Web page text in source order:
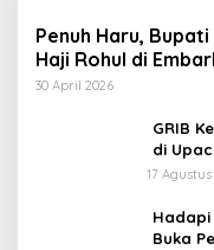
Penuh Haru,
Haji Rohul di
30 April 2026
GRIB
di
Rokan
17
Hadapi
Buka